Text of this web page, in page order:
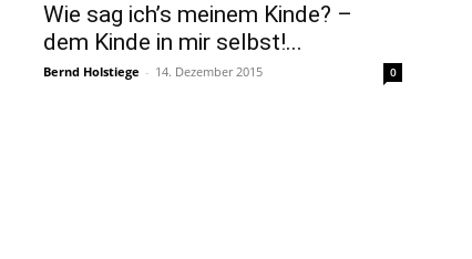
Wie sag ich’s meinem Kinde? –
dem Kinde in mir selbst!...
Bernd Holstiege - 14. Dezember 2015 0